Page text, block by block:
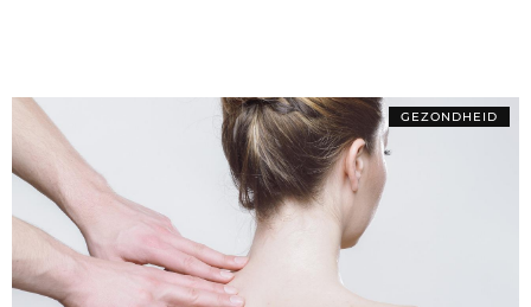
GEZONDHEID